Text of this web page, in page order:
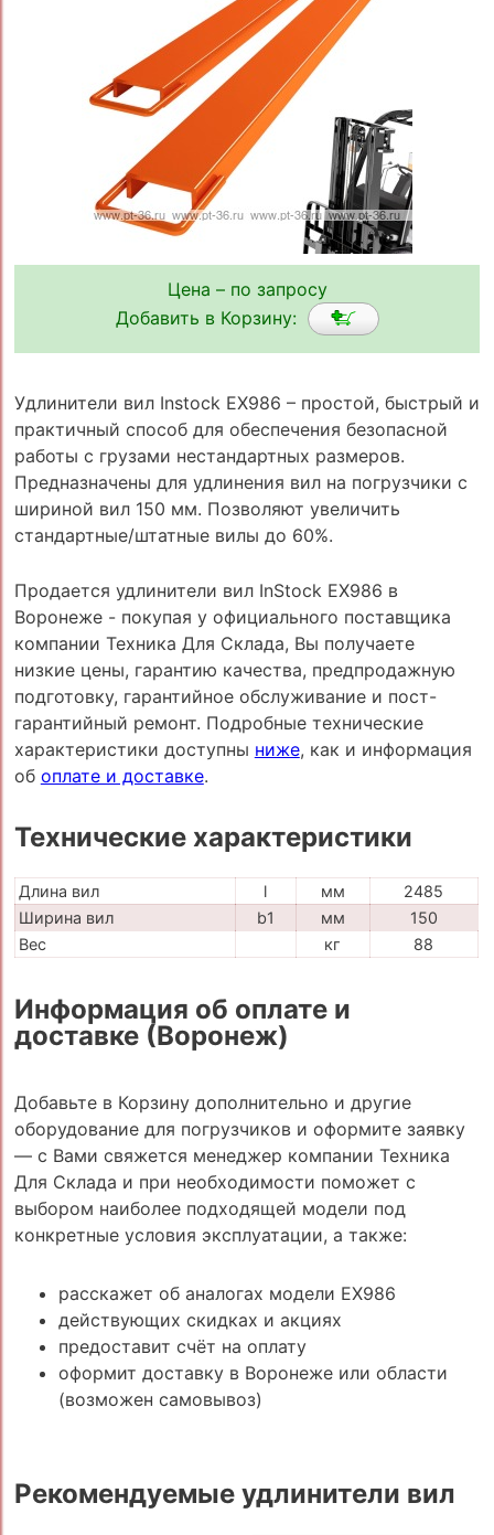
Цена – по запросу
Добавить в Корзину:
Удлинители вил Instock EX986 – простой, быстрый и
практичный способ для обеспечения безопасной
работы с грузами нестандартных размеров.
Предназначены для удлинения вил на погрузчики с
шириной вил 150 мм. Позволяют увеличить
стандартные/штатные вилы до 60%.
Продается удлинители вил InStock EX986 в
Воронеже - покупая у официального поставщика
компании Техника Для Склада, Вы получаете
низкие цены, гарантию качества, предпродажную
подготовку, гарантийное обслуживание и пост-
гарантийный ремонт. Подробные технические
характеристики доступны ниже, как и информация
об оплате и доставке.
Технические характеристики
Длина вил l мм
2485
Ширина вил
b1 мм
150
Вес
кг 88
Информация об оплате и
доставке (Воронеж)
Добавьте в Корзину дополнительно и другие
оборудование для погрузчиков и оформите заявку
— с Вами свяжется менеджер компании Техника
Для Склада и при необходимости поможет с
выбором наиболее подходящей модели под
конкретные условия эксплуатации, а также:
расскажет об аналогах модели EX986
действующих скидках и акциях
предоставит счёт на оплату
оформит доставку в Воронеже или области
(возможен самовывоз)
Рекомендуемые удлинители вил